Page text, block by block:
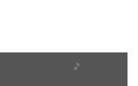
🎵